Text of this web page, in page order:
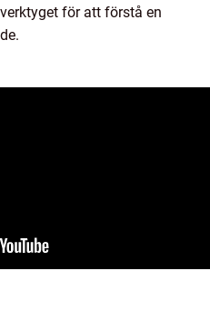
för att förstå en